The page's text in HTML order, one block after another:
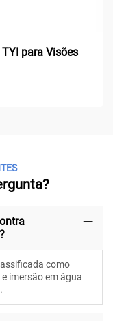
para Visões
como
imersão em água